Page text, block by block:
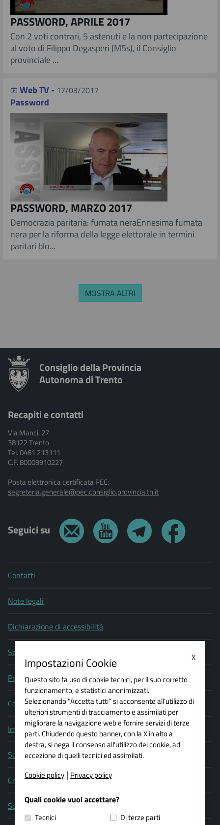
PASSWORD, APRILE 2017
​​Con 2 voti contrari, 5 astenuti e la non partecipazione
al voto di Filippo Degasperi (M5s), il Consiglio
provinciale ...
Web TV - 17/03/2017
Password
PASSWORD, MARZO 2017
​Democrazia paritaria: fumata neraEnnesima fumata
nera per la riforma della legge elettorale in termini
paritari blo...
MOSTRA ALTRI
Consiglio della Provincia
Autonoma di Trento
Recapiti e contatti
Via Manci, 27
38122 Trento
Tel. 0461 213111
C.F. 80009910227
Posta elettronica certificata PEC:
segreteria.generale@pec.consiglio.provincia.tn.it
Seguici su
Contatti
Note legali
Dichiarazione di accessibilità
Segnala un problema di accessibilità
Privacy policy
Cookie policy
Impostazioni Cookie
Social media policy
Credits
Scrivi al webmaster
X
Impostazioni Cookie
Questo sito fa uso di cookie tecnici, per il suo corretto
funzionamento, e statistici anonimizzati.
Selezionando "Accetta tutti" si acconsente all'utilizzo di
ulteriori strumenti di tracciamento e assimilati per
migliorare la navigazione web e fornire servizi di terze
parti. Chiudendo questo banner, con la X in alto a
destra, si nega il consenso all'utilizzo dei cookie, ad
eccezione di quelli tecnici ed assimilati.
Cookie policy | Privacy policy
Quali cookie vuoi accettare?
Tecnici
Di terze parti